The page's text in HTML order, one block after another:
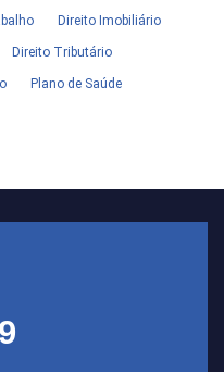
Direito Imobiliário
Direito Tributário
Plano de Saúde